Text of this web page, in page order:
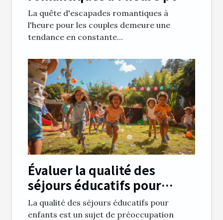
couples
La quête d'escapades romantiques à
l'heure pour les couples demeure une
tendance en constante...
Évaluer la qualité des
séjours éducatifs pour
enfants
La qualité des séjours éducatifs pour
enfants est un sujet de préoccupation